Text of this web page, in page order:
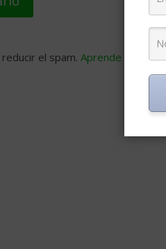
el spam. Aprende cómo